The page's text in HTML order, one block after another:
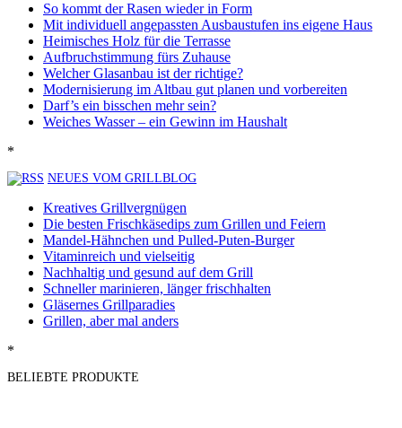
So kommt der Rasen wieder in Form
Mit individuell angepassten Ausbaustufen ins eigene Haus
Heimisches Holz für die Terrasse
Aufbruchstimmung fürs Zuhause
Welcher Glasanbau ist der richtige?
Modernisierung im Altbau gut planen und vorbereiten
Darf’s ein bisschen mehr sein?
Weiches Wasser – ein Gewinn im Haushalt
*
NEUES VOM GRILLBLOG
Kreatives Grillvergnügen
Die besten Frischkäsedips zum Grillen und Feiern
Mandel-Hähnchen und Pulled-Puten-Burger
Vitaminreich und vielseitig
Nachhaltig und gesund auf dem Grill
Schneller marinieren, länger frischhalten
Gläsernes Grillparadies
Grillen, aber mal anders
*
BELIEBTE PRODUKTE